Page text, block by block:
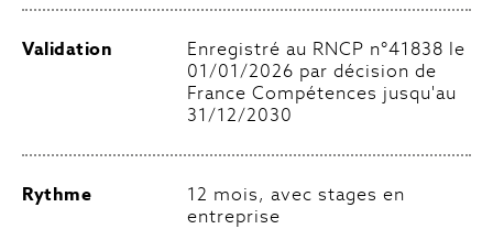
Validation
Enregistré au RNCP n°41838 le
01/01/2026 par décision de
France Compétences jusqu'au
31/12/2030
Rythme
12 mois, avec stages en
entreprise